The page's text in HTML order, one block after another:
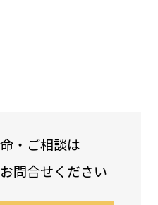
・ご相談は
問合せください